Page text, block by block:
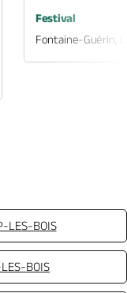
Festival
Fontaine-Guérin,
LES-BOIS
BOIS